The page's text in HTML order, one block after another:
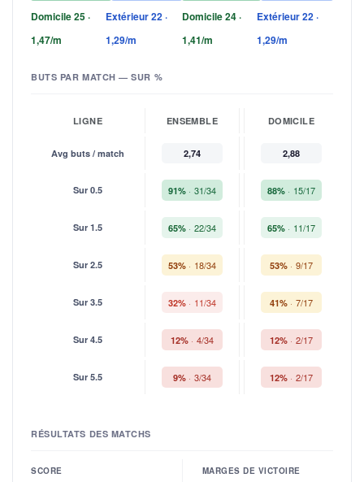
Domicile 25 ·
1,47/m
Extérieur 22 ·
1,29/m
Domicile 24 ·
1,41/m
Extérieur 22 ·
1,29/m
BUTS PAR MATCH — SUR %
LIGNE ENSEMBLE DOMICILE
Avg buts / match 2,74 2,88
Sur 0.5 91% 31/34 88% 15/17
Sur 1.5 65% 22/34 65% 11/17
Sur 2.5 53% 18/34 53% 9/17
Sur 3.5 32% 11/34 41% 7/17
Sur 4.5 12% 4/34 12% 2/17
Sur 5.5 9% 3/34 12% 2/17
RÉSULTATS DES MATCHS
SCORE MARGES DE VICTOIRE